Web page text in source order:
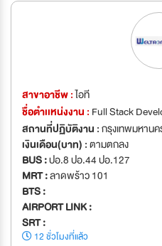
สาขาอาชีพ :ไอที
ชื่อตำเเหน่งงาน : Full Stack
สถานที่ปฏิบัติงาน :กรุงเทพมหาน
เงินเดือน(บาท) :ตามตกลง
BUS :ปอ.8 ปอ.44 ปอ.127
MRT :ลาดพร้าว 101
BTS :
AIRPORT LINK :
SRT :
12 ชั่วโมงที่แล้ว